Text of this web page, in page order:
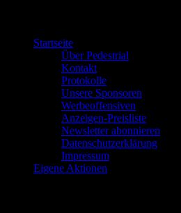
Startseite
Über Pedestrial
Kontakt
Protokolle
Unsere Sponsoren
Werbeoffensiven
Anzeigen-Preisliste
Newsletter abonnieren
Datenschutzerklärung
Impressum
Eigene Aktionen